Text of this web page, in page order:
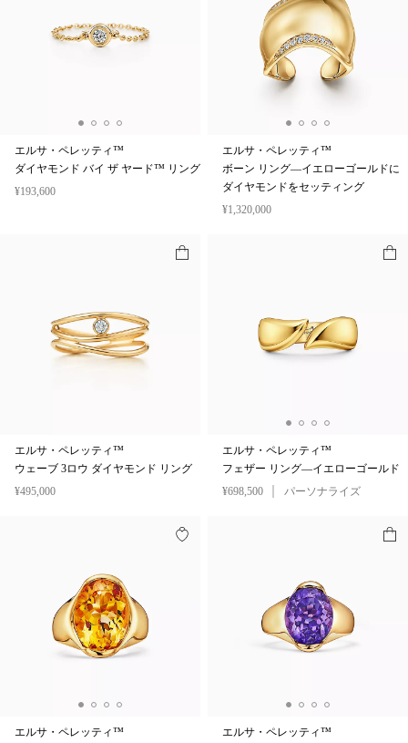
エルサ・ペレッティ™
ダイヤモンド バイ ザ ヤード™ リング
¥193,600
エルサ・ペレッティ™
ボーン リング—イエローゴールドに
ダイヤモンドをセッティング
¥1,320,000
エルサ・ペレッティ™
ウェーブ 3ロウ ダイヤモンド リング
¥495,000
エルサ・ペレッティ™
フェザー リング—イエローゴールド
¥698,500
パーソナライズ
エルサ・ペレッティ™
エルサ・ペレッティ™